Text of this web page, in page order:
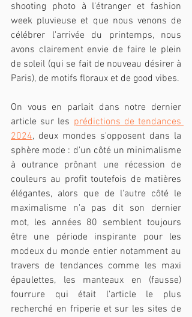
shooting photo à l'étranger et fashion
week pluvieuse et que nous venons de
célébrer l'arrivée du printemps, nous
avons clairement envie de faire le plein
de soleil (qui se fait de nouveau désirer à
Paris), de motifs floraux et de good vibes.
On vous en parlait dans notre dernier
article sur les prédictions de tendances
2024, deux mondes s'opposent dans la
sphère mode : d'un côté un minimalisme
à outrance prônant une récession de
couleurs au profit toutefois de matières
élégantes, alors que de l'autre côté le
maximalisme n'a pas dit son dernier
mot, les années 80 semblent toujours
être une période inspirante pour les
modeux du monde entier notamment au
travers de tendances comme les maxi
épaulettes, les manteaux en (fausse)
fourrure qui était l'article le plus
recherché en friperie et sur les sites de